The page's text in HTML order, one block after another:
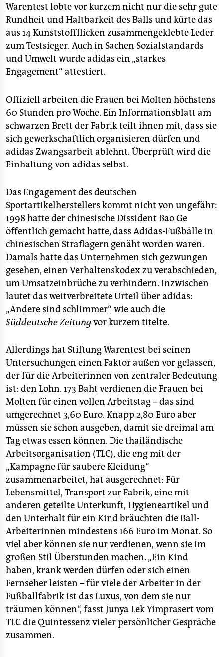
epaper login
Warentest lobte vor kurzem nicht nur die sehr gute
Rundheit und Haltbarkeit des Balls und kürte das
aus 14 Kunststoffflicken zusammengeklebte Leder
zum Testsieger. Auch in Sachen Sozialstandards
und Umwelt wurde adidas ein „starkes
Engagement“ attestiert.
Offiziell arbeiten die Frauen bei Molten höchstens
60 Stunden pro Woche. Ein Informationsblatt am
schwarzen Brett der Fabrik teilt ihnen mit, dass sie
sich gewerkschaftlich organisieren dürfen und
adidas Zwangsarbeit ablehnt. Überprüft wird die
Einhaltung von adidas selbst.
Das Engagement des deutschen
Sportartikelherstellers kommt nicht von ungefähr:
1998 hatte der chinesische Dissident Bao Ge
öffentlich gemacht hatte, dass Adidas-Fußbälle in
chinesischen Straflagern genäht worden waren.
Damals hatte das Unternehmen sich gezwungen
gesehen, einen Verhaltenskodex zu verabschieden,
um Umsatzeinbrüche zu verhindern. Inzwischen
lautet das weitverbreitete Urteil über adidas:
„Andere sind schlimmer“, wie auch die
Süddeutsche Zeitungvor kurzem titelte.
Allerdings hat Stiftung Warentest bei seinen
Untersuchungen einen Faktor außen vor gelassen,
der für die Arbeiterinnen von zentraler Bedeutung
ist: den Lohn. 173 Baht verdienen die Frauen bei
Molten für einen vollen Arbeitstag – das sind
umgerechnet 3,60 Euro. Knapp 2,80 Euro aber
müssen sie schon ausgeben, damit sie dreimal am
Tag etwas essen können. Die thailändische
Arbeitsorganisation (TLC), die eng mit der
„Kampagne für saubere Kleidung“
zusammenarbeitet, hat ausgerechnet: Für
Lebensmittel, Transport zur Fabrik, eine mit
anderen geteilte Unterkunft, Hygieneartikel und
den Unterhalt für ein Kind bräuchten die Ball-
Arbeiterinnen mindestens 166 Euro im Monat. So
viel aber können sie nur verdienen, wenn sie im
großen Stil Überstunden machen. „Ein Kind
haben, krank werden dürfen oder sich einen
Fernseher leisten – für viele der Arbeiter in der
Fußballfabrik ist das Luxus, von dem sie nur
träumen können“, fasst Junya Lek Yimprasert vom
TLC die Quintessenz vieler persönlicher Gespräche
zusammen.